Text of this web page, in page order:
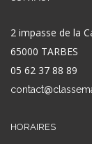
2 impasse de la
65000 TARBES
05 62 37 88 89
HORAIRES